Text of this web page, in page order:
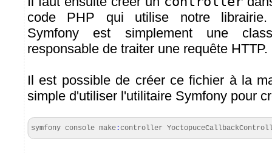
code PHP qui utilise notre
Symfony est simplement une
responsable de traiter une requête HTTP.
Il est possible de créer ce fichier à la
simple d'utiliser l'utilitaire Symfony pour
symfony console make :controller